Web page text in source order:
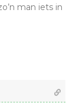
man iets in